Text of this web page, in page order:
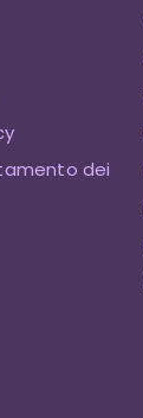
dei